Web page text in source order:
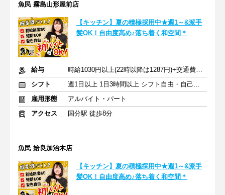
魚民 霧島山形屋前店
【キッチン】夏の積極採用中★週1～&派手
髪OK！自由度高め♪落ち着く和空間＊
給与
時給1030円以上(22時以降は1287円)+交通費規定内支給
シフト
週1日以上 1日3時間以上 シフト自由・自己申告
雇用形態
アルバイト・パート
アクセス
国分駅 徒歩8分
魚民 姶良加治木店
【キッチン】夏の積極採用中★週1～&派手
髪OK！自由度高め♪落ち着く和空間＊